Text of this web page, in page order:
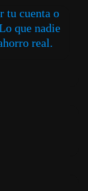
tu cuenta o
que nadie
real.